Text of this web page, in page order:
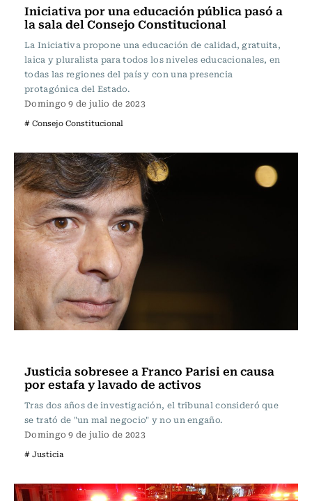
Iniciativa por una educación pública pasó a
la sala del Consejo Constitucional
La Iniciativa propone una educación de calidad, gratuita,
laica y pluralista para todos los niveles educacionales, en
todas las regiones del país y con una presencia
protagónica del Estado.
Domingo 9 de julio de 2023
# Consejo Constitucional
Justicia sobresee a Franco Parisi en causa
por estafa y lavado de activos
Tras dos años de investigación, el tribunal consideró que
se trató de "un mal negocio" y no un engaño.
Domingo 9 de julio de 2023
# Justicia